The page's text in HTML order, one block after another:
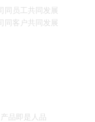
同员工共同发展
同客户共同发展
产品即是人品